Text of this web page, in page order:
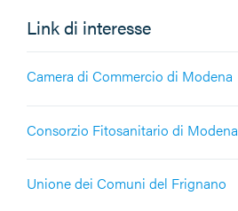
Link di interesse
Camera di Commercio di Modena
Consorzio Fitosanitario di Modena
Unione dei Comuni del Frignano